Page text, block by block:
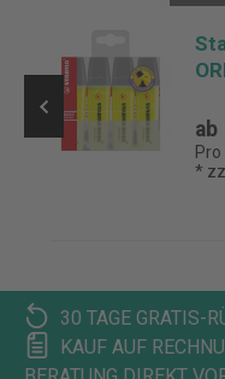
ab
*
30 TAGE GRATIS-
KAUF AUF